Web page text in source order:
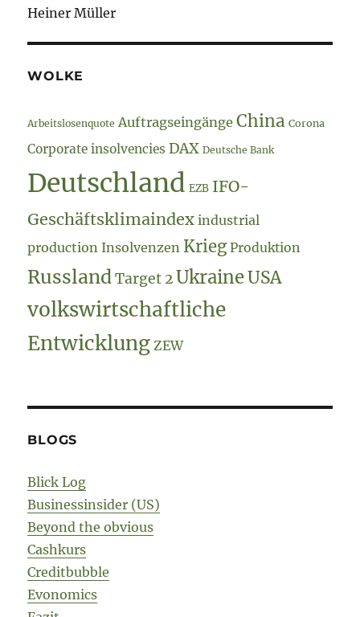
Heiner Müller
WOLKE
Arbeitslosenquote Auftragseingänge China Corona
Corporate insolvencies DAX Deutsche Bank
Deutschland EZB IFO-
Geschäftsklimaindex industrial
production Insolvenzen Krieg Produktion
Russland Target 2 Ukraine USA
volkswirtschaftliche
Entwicklung ZEW
BLOGS
Blick Log
Businessinsider (US)
Beyond the obvious
Cashkurs
Creditbubble
Evonomics